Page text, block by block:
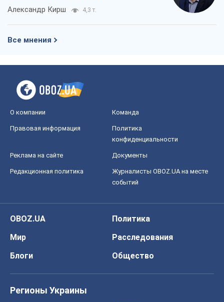
Александр Кирш 4,3 т.
Все мнения
О компании Команда
Правовая информация
Политика
конфиденциальности
Реклама на сайте Документы
Редакционная политика
Журналисты OBOZ.UA на месте
событий
OBOZ.UA
Политика
Мир
Расследования
Блоги
Общество
Регионы Украины